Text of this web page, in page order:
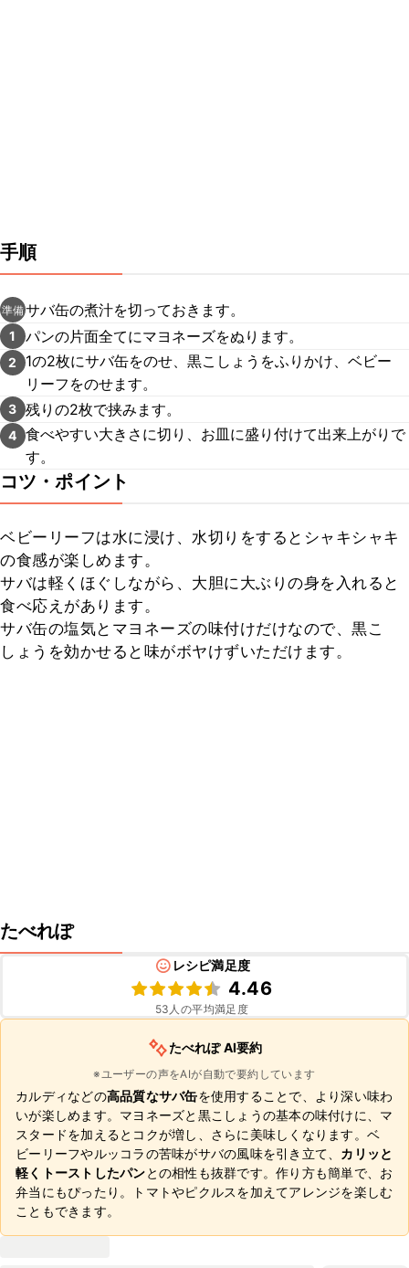
手順
準備サバ缶の煮汁を切っておきます。
1 パンの片面全てにマヨネーズをぬります。
2
1の2枚にサバ缶をのせ、黒こしょうをふりかけ、ベビー
リーフをのせます。
3 残りの2枚で挟みます。
4 食べやすい大きさに切り、お皿に盛り付けて出来上がりで
す。
コツ・ポイント
ベビーリーフは水に浸け、水切りをするとシャキシャキ
の食感が楽しめます。
サバは軽くほぐしながら、大胆に大ぶりの身を入れると
食べ応えがあります。
サバ缶の塩気とマヨネーズの味付けだけなので、黒こ
しょうを効かせると味がボヤけずいただけます。
たべれぽ
レシピ満足度
4.46
53 人の平均満足度
たべれぽ AI要約
※ユーザーの声をAIが自動で要約しています
カルディなどの高品質なサバ缶を使用することで、より深い味わ
いが楽しめます。マヨネーズと黒こしょうの基本の味付けに、マ
スタードを加えるとコクが増し、さらに美味しくなります。ベ
ビーリーフやルッコラの苦味がサバの風味を引き立て、 カリッと
軽くトーストしたパンとの相性も抜群です。作り方も簡単で、お
弁当にもぴったり。トマトやピクルスを加えてアレンジを楽しむ
こともできます。